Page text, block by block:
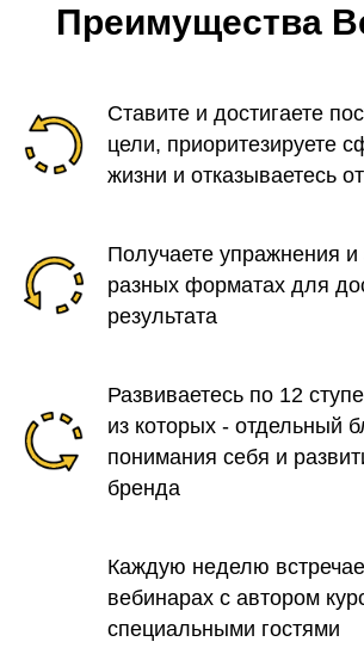
Преимущества
Ставите и достигаете
цели, приоритезируете
жизни и отказываетесь
Получаете упражнения и
разных форматах для
результата
Развиваетесь по 12
из которых - отдельный
понимания себя и
бренда
Каждую неделю
вебинарах с автором
специальными гостями